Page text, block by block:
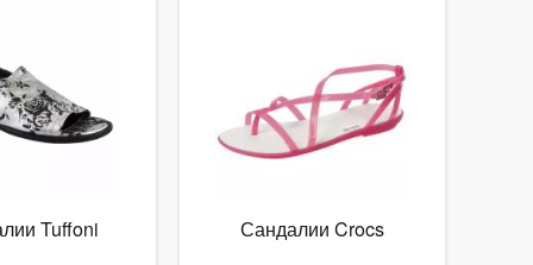
Tuffoni Сандалии Crocs